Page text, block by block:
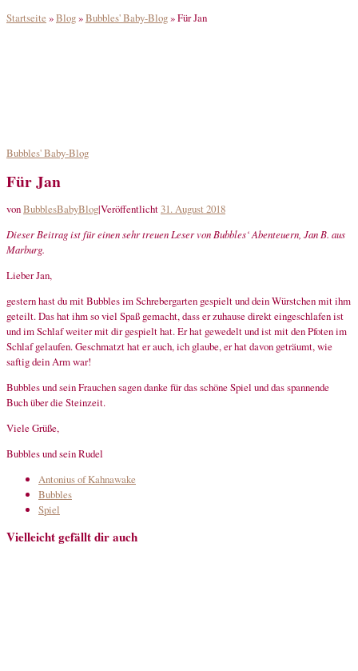
Startseite »Blog»Bubbles' Baby-Blog»Für Jan
Bubbles' Baby-Blog
Für Jan
vonBubblesBabyBlog|Veröffentlicht31. August 2018
Dieser Beitrag ist für einen sehr treuen Leser von Bubbles‘ Abenteuern, Jan B. aus
Marburg.
Lieber Jan,
gestern hast du mit Bubbles im Schrebergarten gespielt und dein Würstchen mit ihm
geteilt. Das hat ihm so viel Spaß gemacht, dass er zuhause direkt eingeschlafen ist
und im Schlaf weiter mit dir gespielt hat. Er hat gewedelt und ist mit den Pfoten im
Schlaf gelaufen. Geschmatzt hat er auch, ich glaube, er hat davon geträumt, wie
saftig dein Arm war!
Bubbles und sein Frauchen sagen danke für das schöne Spiel und das spannende
Buch über die Steinzeit.
Viele Grüße,
Bubbles und sein Rudel
Antonius of Kahnawake
Bubbles
Spiel
Vielleicht gefällt dir auch